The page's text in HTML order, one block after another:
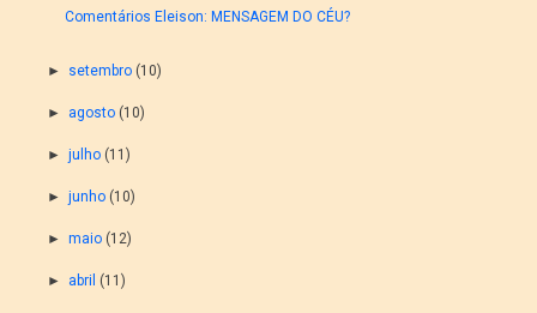
Comentários Eleison: MENSAGEM DO CÉU?
► setembro (10)
► agosto (10)
► julho (11)
► junho (10)
► maio (12)
► abril (11)